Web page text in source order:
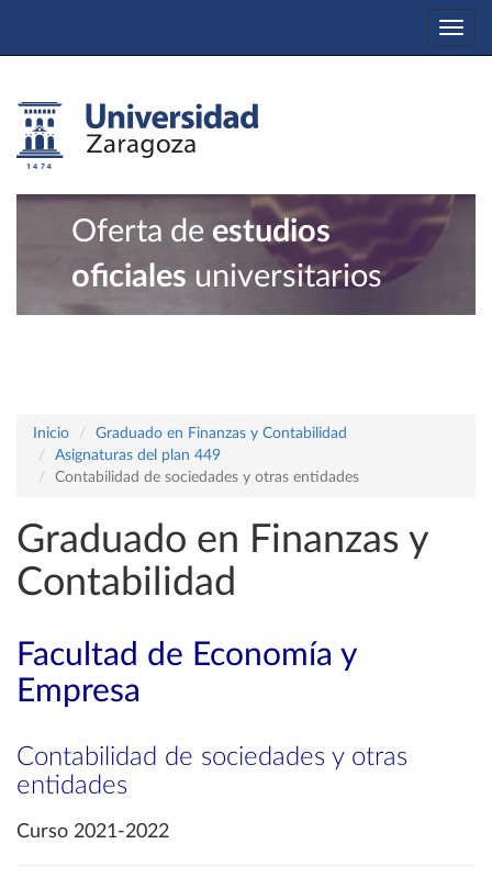
Oferta de estudios
oficiales universitarios
Inicio
Graduado en Finanzas y Contabilidad
Asignaturas del plan 449
Contabilidad de sociedades y otras entidades
Graduado en Finanzas y
Contabilidad
Facultad de Economía y
Empresa
Contabilidad de sociedades y otras
entidades
Curso 2021-2022